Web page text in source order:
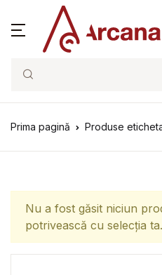
Search
Prima pagină Produse
Nu a fost găsit niciun
potrivească cu selecția ta.